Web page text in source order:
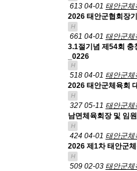
613 04-01 태안군체
2026 태안군협회장
H
661 04-01 태안군체
3.1절기념 제54회 충
_0226
H
518 04-01 태안군체
2026 태안군체육회
H
327 05-11 태안군체
남면체육회장 및 임
H
424 04-01 태안군체
2026 제1차 태안군
H
509 02-03 태안군체